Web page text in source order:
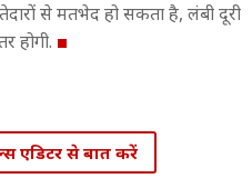
से मतभेद हो सकता है, लंबी दूरी
होगी.
एडिटर से बात करें